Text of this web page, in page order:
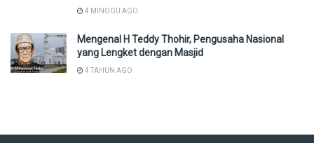
4 MINGGU AGO
Mengenal H Teddy Thohir, Pengusaha Nasional
yang Lengket dengan Masjid
4 TAHUN AGO